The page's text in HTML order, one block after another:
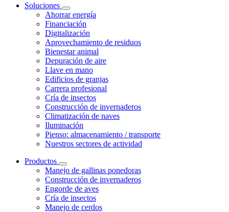
Soluciones
Ahorrar energía
Financiación
Digitalización
Aprovechamiento de residuos
Bienestar animal
Depuración de aire
Llave en mano
Edificios de granjas
Carrera profesional
Cría de insectos
Construcción de invernaderos
Climatización de naves
Iluminación
Pienso: almacenamiento / transporte
Nuestros sectores de actividad
Productos
Manejo de gallinas ponedoras
Construcción de invernaderos
Engorde de aves
Cría de insectos
Manejo de cerdos